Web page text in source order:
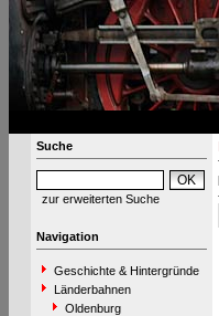
Suche
zur erweiterten Suche
Navigation
Geschichte & Hintergründe
Länderbahnen
Oldenburg